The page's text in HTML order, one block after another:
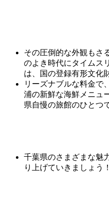
その圧倒的な外観もさ
のよき時代にタイムス
は、国の登録有形文化
リーズナブルな料金で
浦の新鮮な海鮮メニュ
県自慢の旅館のひとつ
千葉県のさまざまな魅
り上げていきましょう！